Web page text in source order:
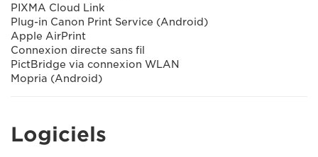
PIXMA Cloud Link
Plug-in Canon Print Service (Android)
Apple AirPrint
Connexion directe sans fil
PictBridge via connexion WLAN
Mopria (Android)
Logiciels